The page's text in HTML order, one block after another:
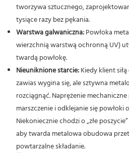
tworzywa sztucznego,
tysiące razy bez pękania.
Warstwa galwaniczna:Powłoka
wierzchnią warstwą ochronną UV)
twardą powłokę.
Nieuniknione starcie:Kiedy klient
zawias wygina się, ale sztywna
rozciągnąć. Naprężenie
marszczenie i odklejanie się
Niekoniecznie chodzi o „złe
aby twarda metalowa obudowa
powtarzalne składanie.